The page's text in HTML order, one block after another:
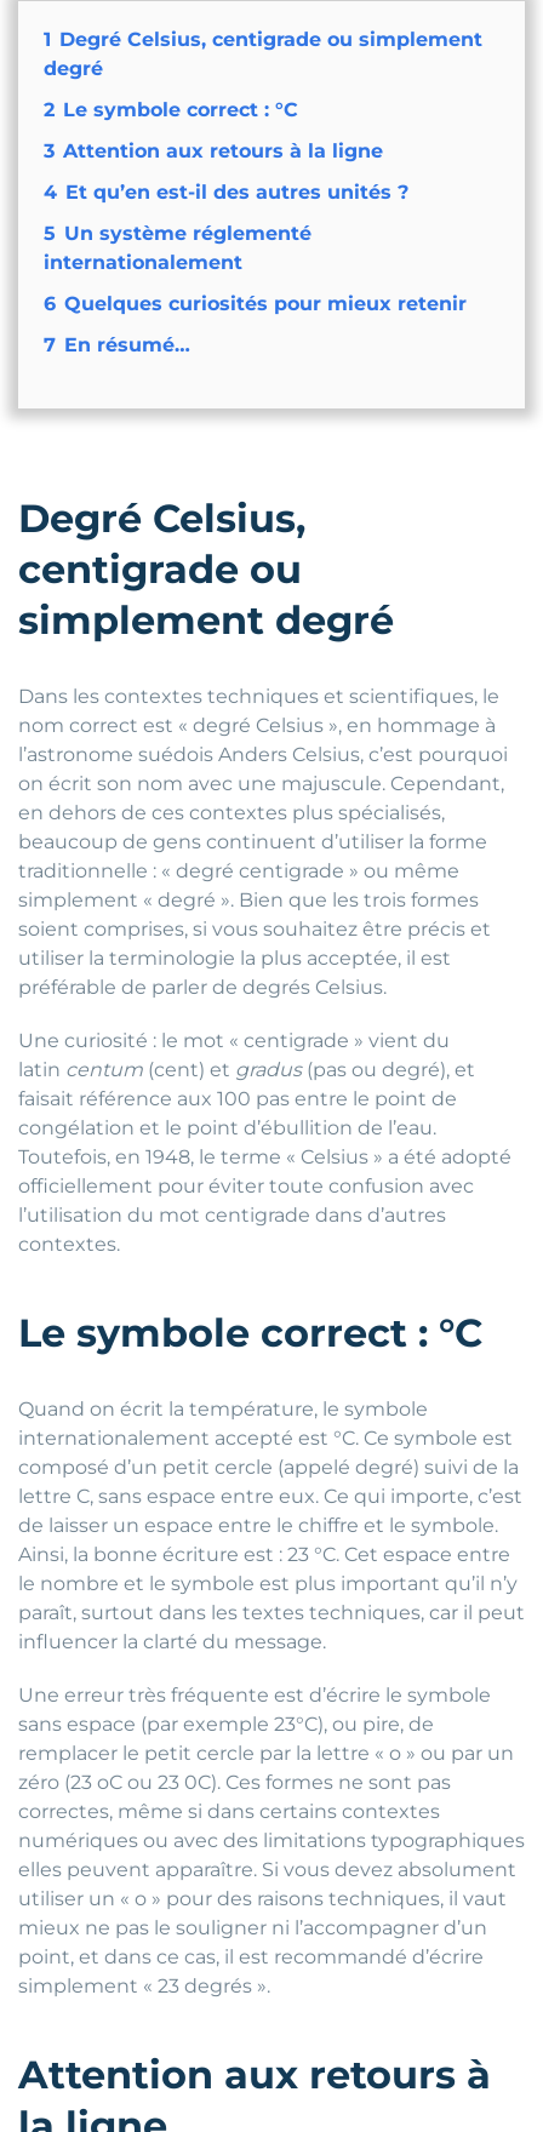
1 Degré Celsius, centigrade ou simplement
degré
2 Le symbole correct : °C
3 Attention aux retours à la ligne
4 Et qu’en est-il des autres unités ?
5 Un système réglementé
internationalement
6 Quelques curiosités pour mieux retenir
7 En résumé…
Degré Celsius,
centigrade ou
simplement degré
Dans les contextes techniques et scientifiques, le
nom correct est « degré Celsius », en hommage à
l’astronome suédois Anders Celsius, c’est pourquoi
on écrit son nom avec une majuscule. Cependant,
en dehors de ces contextes plus spécialisés,
beaucoup de gens continuent d’utiliser la forme
traditionnelle : « degré centigrade » ou même
simplement « degré ». Bien que les trois formes
soient comprises, si vous souhaitez être précis et
utiliser la terminologie la plus acceptée, il est
préférable de parler de degrés Celsius.
Une curiosité : le mot « centigrade » vient du
latin centum (cent) et gradus(pas ou degré), et
faisait référence aux 100 pas entre le point de
congélation et le point d’ébullition de l’eau.
Toutefois, en 1948, le terme « Celsius » a été adopté
officiellement pour éviter toute confusion avec
l’utilisation du mot centigrade dans d’autres
contextes.
Le symbole correct : °C
Quand on écrit la température, le symbole
internationalement accepté est °C. Ce symbole est
composé d’un petit cercle (appelé degré) suivi de la
lettre C, sans espace entre eux. Ce qui importe, c’est
de laisser un espace entre le chiffre et le symbole.
Ainsi, la bonne écriture est : 23 °C. Cet espace entre
le nombre et le symbole est plus important qu’il n’y
paraît, surtout dans les textes techniques, car il peut
influencer la clarté du message.
Une erreur très fréquente est d’écrire le symbole
sans espace (par exemple 23°C), ou pire, de
remplacer le petit cercle par la lettre « o » ou par un
zéro (23 oC ou 23 0C). Ces formes ne sont pas
correctes, même si dans certains contextes
numériques ou avec des limitations typographiques
elles peuvent apparaître. Si vous devez absolument
utiliser un « o » pour des raisons techniques, il vaut
mieux ne pas le souligner ni l’accompagner d’un
point, et dans ce cas, il est recommandé d’écrire
simplement « 23 degrés ».
Attention aux retours à